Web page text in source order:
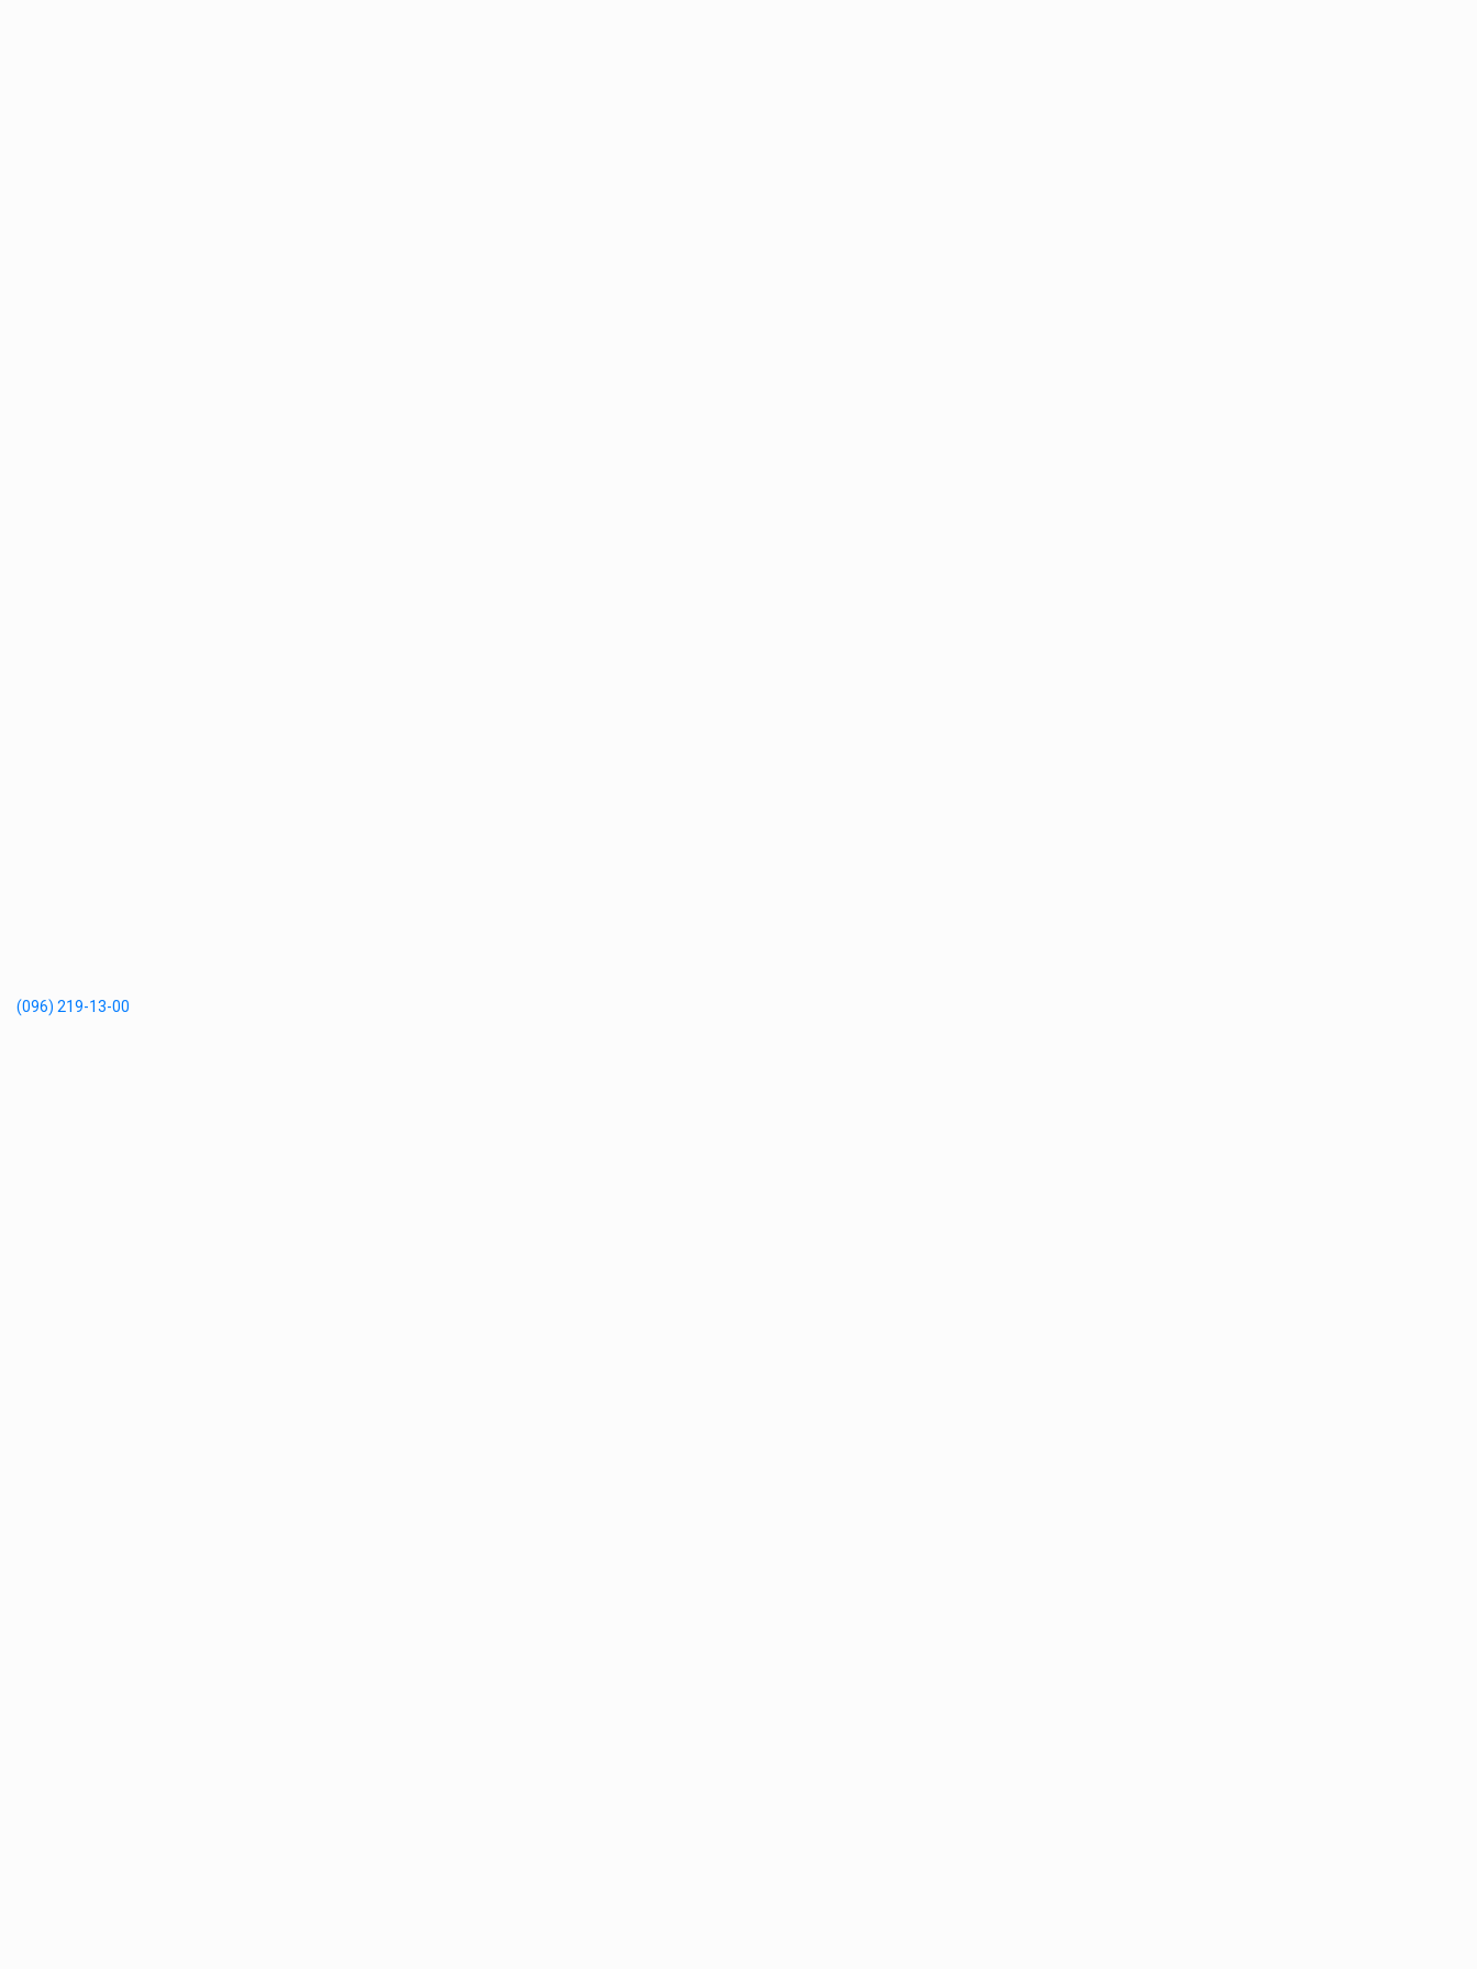
(096) 219-13-00